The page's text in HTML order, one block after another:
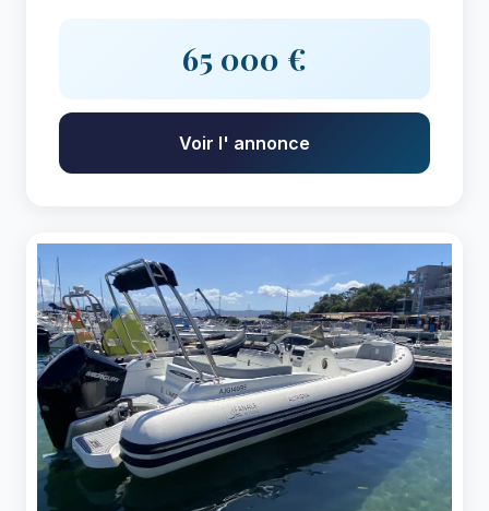
65 000 €
Voir l' annonce